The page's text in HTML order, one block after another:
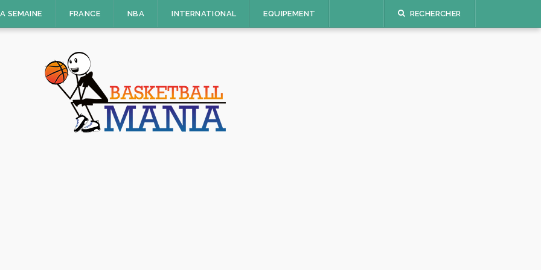
SEMAINE FRANCE NBA INTERNATIONAL EQUIPEMENT RECHERCHER